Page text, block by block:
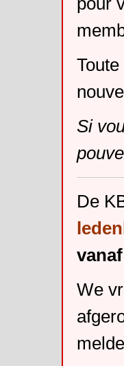
Si
De
We